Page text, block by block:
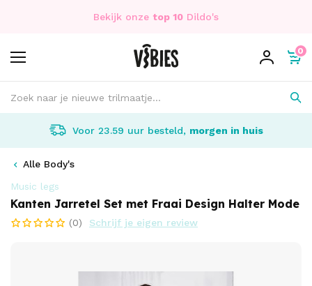
Bekijk onze top 10 Dildo's
0
Voor 23.59 uur besteld, morgen in huis
Alle Body's
Music legs
Kanten Jarretel Set met Fraai Design Halter Mode
(0) Schrijf je eigen review